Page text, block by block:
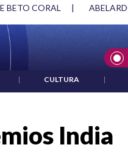
CORAL
| CULTURA |
India